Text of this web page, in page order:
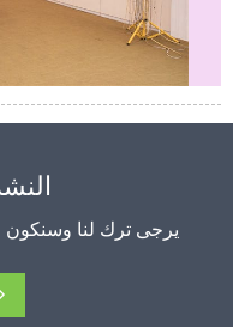
يرجى ترك لنا وسنكون